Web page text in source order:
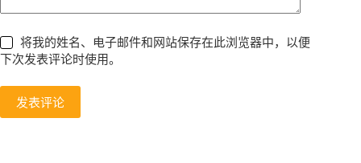
将我的姓名、电子邮件和网站保存在此浏览器中，以便
下次发表评论时使用。
发表评论